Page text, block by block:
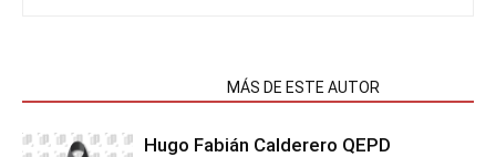
MÁS DE ESTE AUTOR
Hugo Fabián Calderero QEPD